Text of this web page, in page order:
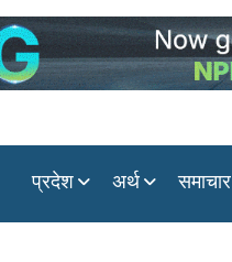
प्रदेश अर्थ समाचार